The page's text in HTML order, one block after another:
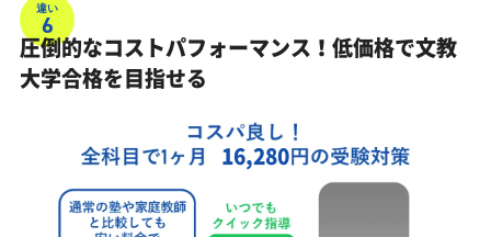
違い
6
圧倒的なコストパフォーマンス！低価格で文教
大学合格を目指せる
16,280